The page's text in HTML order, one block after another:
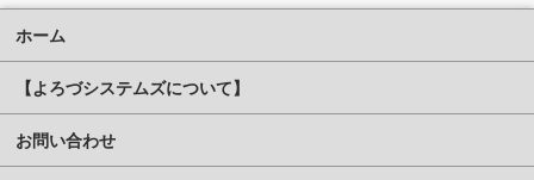
ホーム
【よろづシステムズについて】
お問い合わせ